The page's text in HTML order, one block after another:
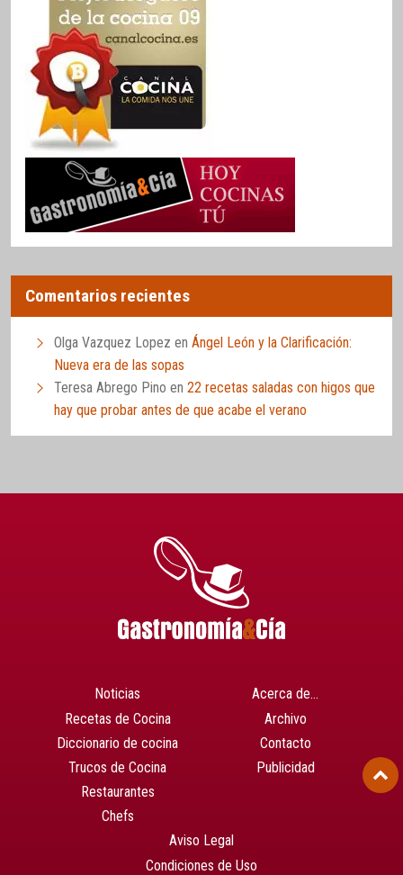
Comentarios recientes
Olga Vazquez Lopez en Ángel León y la Clarificación:
Nueva era de las sopas
Teresa Abrego Pino en 22 recetas saladas con higos que
hay que probar antes de que acabe el verano
Noticias
Recetas de Cocina
Diccionario de cocina
Trucos de Cocina
Restaurantes
Chefs
Acerca de…
Archivo
Contacto
Publicidad
Aviso Legal
Condiciones de Uso